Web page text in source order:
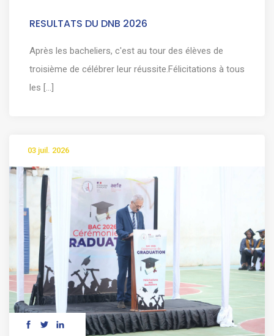
RESULTATS DU DNB 2026
Après les bacheliers, c'est au tour des élèves de
troisième de célébrer leur réussite.Félicitations à tous
les [...]
03 juil. 2026